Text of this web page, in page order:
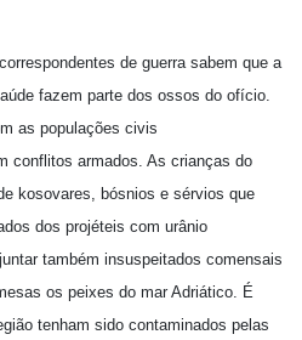
de guerra sabem que a
fazem parte dos ossos do ofício.
as populações civis
conflitos armados. As crianças do
kosovares, bósnios e sérvios que
dos projéteis com urânio
também insuspeitados comensais
os peixes do mar Adriático. É
tenham sido contaminados pelas